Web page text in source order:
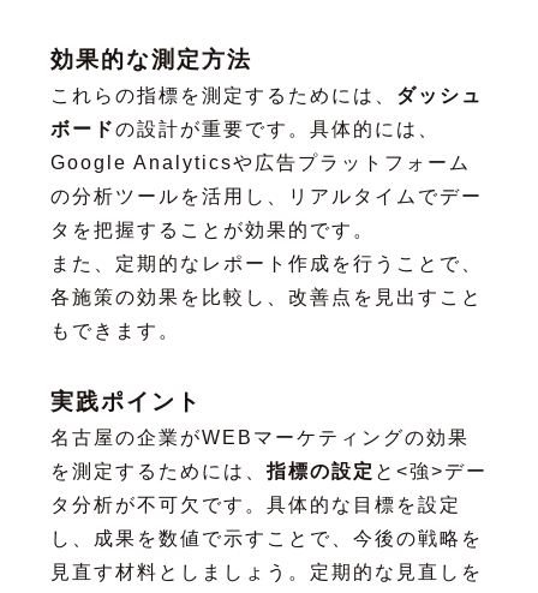
効果的な測定方法
これらの指標を測定するためには、 ダッシュ
ボードの設計が重要です。具体的には、
Google Analyticsや広告プラットフォーム
の分析ツールを活用し、リアルタイムでデー
タを把握することが効果的です。
また、定期的なレポート作成を行うことで、
各施策の効果を比較し、改善点を見出すこと
もできます。
実践ポイント
名古屋の企業がWEBマーケティングの効果
を測定するためには、 指標の設定 と<強>デー
タ分析が不可欠です。具体的な目標を設定
し、成果を数値で示すことで、今後の戦略を
見直す材料としましょう。定期的な見直しを